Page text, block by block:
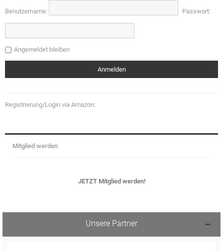
Benutzername: Passwort:
Angemeldet bleiben
Registrierung/Login via Amazon:
Mitglied werden
JETZT Mitglied werden!
Unsere Partner